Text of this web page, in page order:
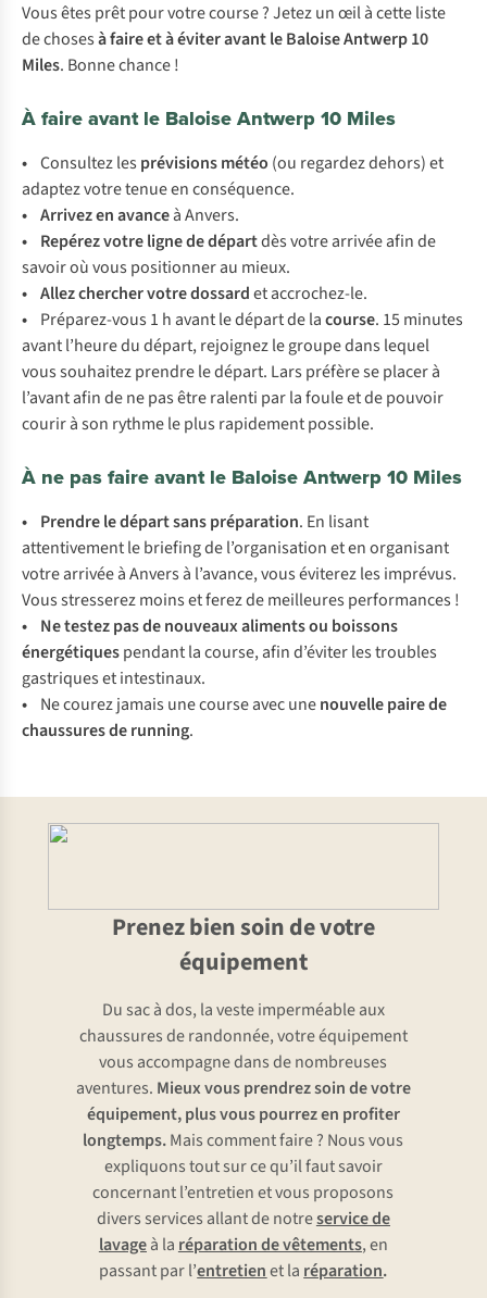
Vous êtes prêt pour votre course ? Jetez un œil à cette liste
de chosesà faire et à éviter avant le Baloise Antwerp 10
Miles. Bonne chance !
À faire avant le Baloise Antwerp 10 Miles
• Consultez les prévisions météo (ou regardez dehors) et
adaptez votre tenue en conséquence.
• Arrivez en avanceà Anvers.
• Repérez votre ligne de départdès votre arrivée afin de
savoir où vous positionner au mieux.
• Allez chercher votre dossardet accrochez-le.
• Préparez-vous 1 h avant le départ de lacourse. 15 minutes
avant l’heure du départ, rejoignez le groupe dans lequel
vous souhaitez prendre le départ. Lars préfère se placer à
l’avant afin de ne pas être ralenti par la foule et de pouvoir
courir à son rythme le plus rapidement possible.
À ne pas faire avant le Baloise Antwerp 10 Miles
• Prendre le départ sans préparation. En lisant
attentivement le briefing de l’organisation et en organisant
votre arrivée à Anvers à l’avance, vous éviterez les imprévus.
Vous stresserez moins et ferez de meilleures performances !
• Ne testez pas de nouveaux aliments ou boissons
énergétiquespendant la course, afin d’éviter les troubles
gastriques et intestinaux.
• Ne courez jamais une course avec unenouvelle paire de
chaussures de running.
Prenez bien soin de votre
équipement
Du sac à dos, la veste imperméable aux
chaussures de randonnée, votre équipement
vous accompagne dans de nombreuses
aventures. Mieux vous prendrez soin de votre
équipement, plus vous pourrez en profiter
longtemps.Mais comment faire ? Nous vous
expliquons tout sur ce qu’il faut savoir
concernant l’entretien et vous proposons
divers services allant de notreservice de
lavageà la réparation de vêtements, en
passant par l’entretienet la réparation.